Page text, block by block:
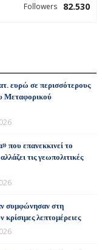
82.530
Followers
ευρώ σε περισσότερους
Μεταφορικού
που επανεκκινεί το
τις γεωπολιτικές
συμφώνησαν στη
λεπτομέρειες